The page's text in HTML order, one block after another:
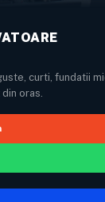
curti, fundatii
oras.